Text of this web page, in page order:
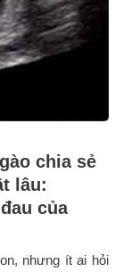
chia sẻ
lâu:
của
nhưng ít ai hỏi